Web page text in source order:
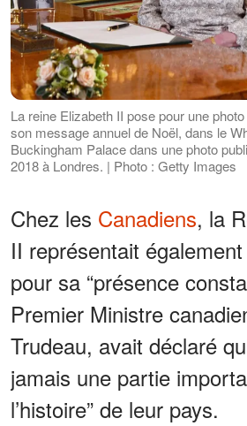
La reine Elizabeth II pose pour une
son message annuel de Noël, dans le
Buckingham Palace dans une photo
2018 à Londres. | Photo : Getty Images
Chez les Canadiens, la
II représentait
pour sa “présence
Premier Ministre
Trudeau, avait déclaré
jamais une partie
l’histoire” de leur pays.